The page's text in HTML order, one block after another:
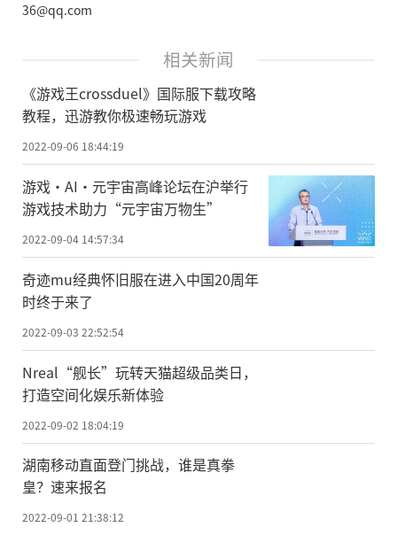
36@qq.com
相关新闻
《游戏王crossduel》国际服下载攻略
教程，迅游教你极速畅玩游戏
2022-09-06 18:44:19
游戏·AI·元宇宙高峰论坛在沪举行
游戏技术助力“元宇宙万物生”
2022-09-04 14:57:34
奇迹mu经典怀旧服在进入中国20周年
时终于来了
2022-09-03 22:52:54
Nreal“舰长”玩转天猫超级品类日，
打造空间化娱乐新体验
2022-09-02 18:04:19
湖南移动直面登门挑战，谁是真拳
皇？速来报名
2022-09-01 21:38:12